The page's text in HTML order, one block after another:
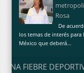
Rosa
De
los temas de interés
México que deberá...
UNA FIEBRE